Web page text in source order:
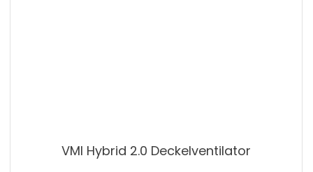
VMI Hybrid 2.0 Deckelventilator